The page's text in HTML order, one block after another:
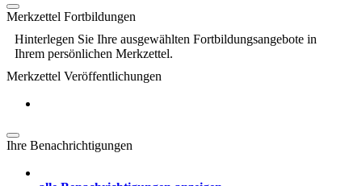
Merkzettel Fortbildungen
Hinterlegen Sie Ihre ausgewählten Fortbildungsangebote in
Ihrem persönlichen Merkzettel.
Merkzettel Veröffentlichungen
Ihre Benachrichtigungen